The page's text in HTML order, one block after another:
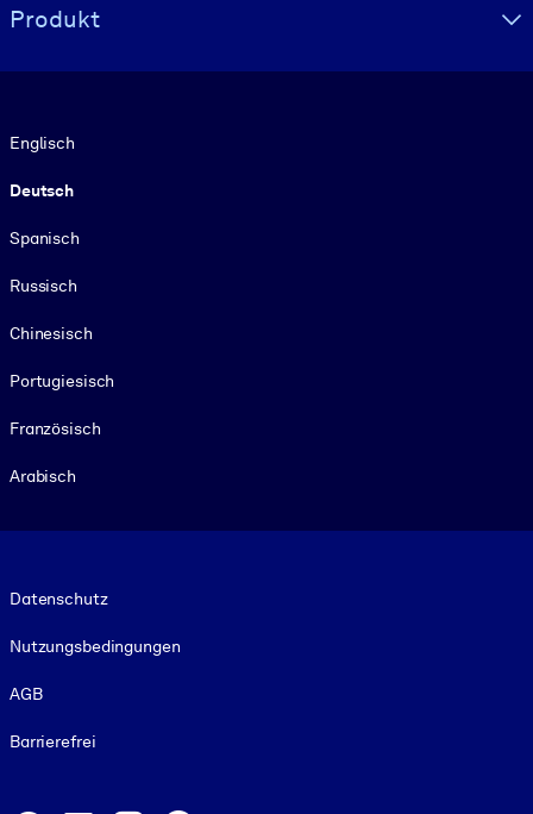
Produkt
Englisch
Deutsch
Spanisch
Russisch
Chinesisch
Portugiesisch
Französisch
Arabisch
Datenschutz
Nutzungsbedingungen
AGB
Barrierefrei